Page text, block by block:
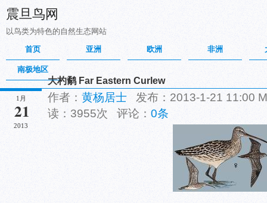
震旦鸟网
以鸟类为特色的自然生态网站
首页
亚洲 欧洲 非洲
南极地区
1月
21
2013
大杓鹬 Far Eastern Curlew
作者： 黄杨居士 发布：2013-1-21 11:00
读：3955次 评论： 0条